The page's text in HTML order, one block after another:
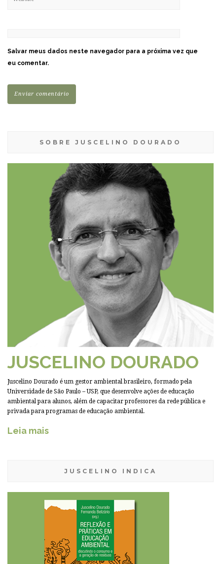
Salvar meus dados neste navegador para a próxima vez que
eu comentar.
SOBRE JUSCELINO DOURADO
JUSCELINO DOURADO
Juscelino Dourado é um gestor ambiental brasileiro, formado pela
Universidade de São Paulo – USP, que desenvolve ações de educação
ambiental para alunos, além de capacitar professores da rede pública e
privada para programas de educação ambiental.
Leia mais
JUSCELINO INDICA